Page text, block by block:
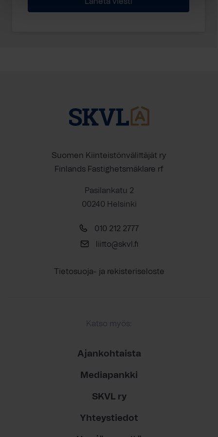
Suomen Kiinteistönvälittäjät ry
Finlands Fastighetsmäklare rf
Pasilankatu 2
00240 Helsinki
010 212 2777
liitto@skvl.fi
Tietosuoja- ja rekisteriseloste
Katso myös:
Ajankohtaista
Mediapankki
SKVL ry
Yhteystiedot